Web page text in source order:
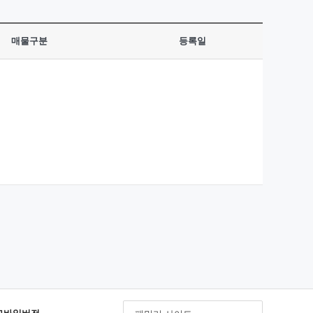
매물구분 등록일